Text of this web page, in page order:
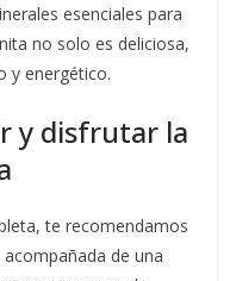
esenciales para
no solo es deliciosa,
y energético.
y disfrutar la
te recomendamos
de una